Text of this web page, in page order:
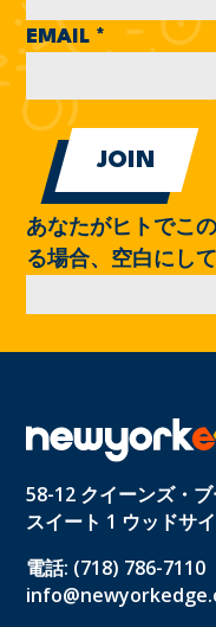
EMAIL *
あなたがヒトでこ
る場合、空白にし
58-12 クイーンズ・
スイート 1 ウッドサ
電話: (718) 786-7110